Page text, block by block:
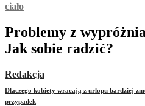
Dlaczego kobiety wracają z urlopu bardziej
przypadek
ciało
Problemy z
Jak sobie radzić?
Redakcja